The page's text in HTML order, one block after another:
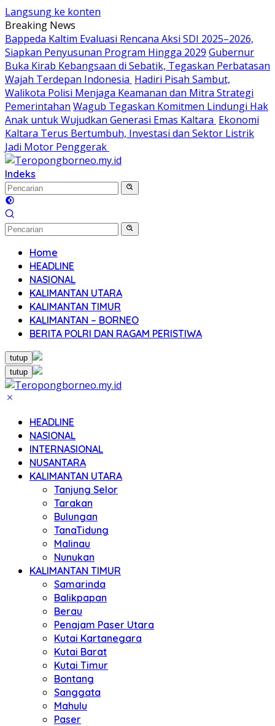
Langsung ke konten
Breaking News
Bappeda Kaltim Evaluasi Rencana Aksi SDI 2025–2026,
Siapkan Penyusunan Program Hingga 2029 Gubernur
Buka Kirab Kebangsaan di Sebatik, Tegaskan Perbatasan
Wajah Terdepan Indonesia Hadiri Pisah Sambut,
Walikota Polisi Menjaga Keamanan dan Mitra Strategi
Pemerintahan Wagub Tegaskan Komitmen Lindungi Hak
Anak untuk Wujudkan Generasi Emas Kaltara Ekonomi
Kaltara Terus Bertumbuh, Investasi dan Sektor Listrik
Jadi Motor Penggerak
Indeks
Home
HEADLINE
NASIONAL
KALIMANTAN UTARA
KALIMANTAN TIMUR
KALIMANTAN – BORNEO
BERITA POLRI DAN RAGAM PERISTIWA
tutup
tutup
HEADLINE
NASIONAL
INTERNASIONAL
NUSANTARA
KALIMANTAN UTARA
Tanjung Selor
Tarakan
Bulungan
TanaTidung
Malinau
Nunukan
KALIMANTAN TIMUR
Samarinda
Balikpapan
Berau
Penajam Paser Utara
Kutai Kartanegara
Kutai Barat
Kutai Timur
Bontang
Sanggata
Mahulu
Paser